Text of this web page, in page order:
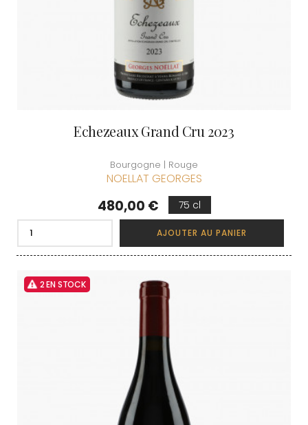
Echezeaux Grand Cru 2023
Bourgogne | Rouge
NOELLAT GEORGES
Prix
480,00 € 75 cl
AJOUTER AU PANIER
2 EN STOCK